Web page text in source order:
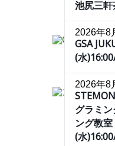
池尻三
2026年8
GSA
(水
2026年8
グラミ
ング教
(水